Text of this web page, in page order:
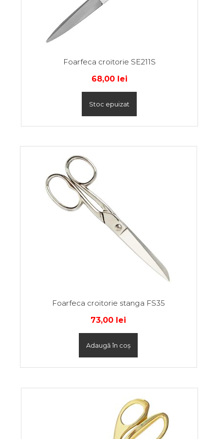
Foarfeca croitorie SE211S
68,00 lei
Stoc epuizat
Foarfeca croitorie stanga FS35
73,00 lei
Adaugă în coș